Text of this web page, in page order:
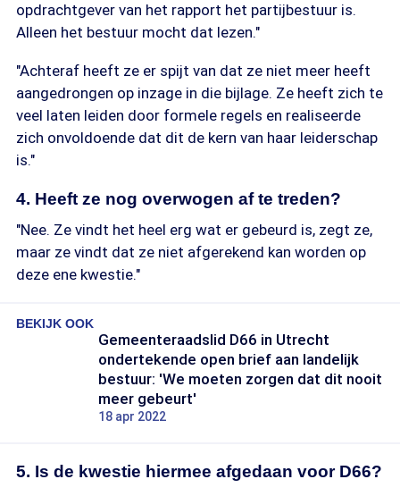
opdrachtgever van het rapport het partijbestuur is.
Alleen het bestuur mocht dat lezen."
"Achteraf heeft ze er spijt van dat ze niet meer heeft
aangedrongen op inzage in die bijlage. Ze heeft zich te
veel laten leiden door formele regels en realiseerde
zich onvoldoende dat dit de kern van haar leiderschap
is."
4. Heeft ze nog overwogen af te treden?
"Nee. Ze vindt het heel erg wat er gebeurd is, zegt ze,
maar ze vindt dat ze niet afgerekend kan worden op
deze ene kwestie."
BEKIJK OOK
Gemeenteraadslid D66 in Utrecht
ondertekende open brief aan landelijk
bestuur: 'We moeten zorgen dat dit nooit
meer gebeurt'
18 apr 2022
5. Is de kwestie hiermee afgedaan voor D66?